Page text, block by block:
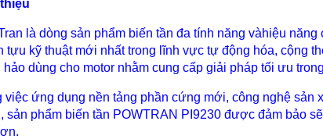
là dòng sản phẩm biến tần đa tính năng vàhiệu
tựu kỹ thuật mới nhất trong lĩnh vực tự động hóa, cộng
hảo dùng cho motor nhằm cung cấp giải pháp tối ưu
việc ứng dụng nền tảng phần cứng mới, công nghệ sản
sản phẩm biến tần POWTRAN PI9230 được đảm bảo